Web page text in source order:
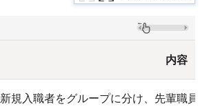
内容
新規入職者をグループに分け、先輩職員